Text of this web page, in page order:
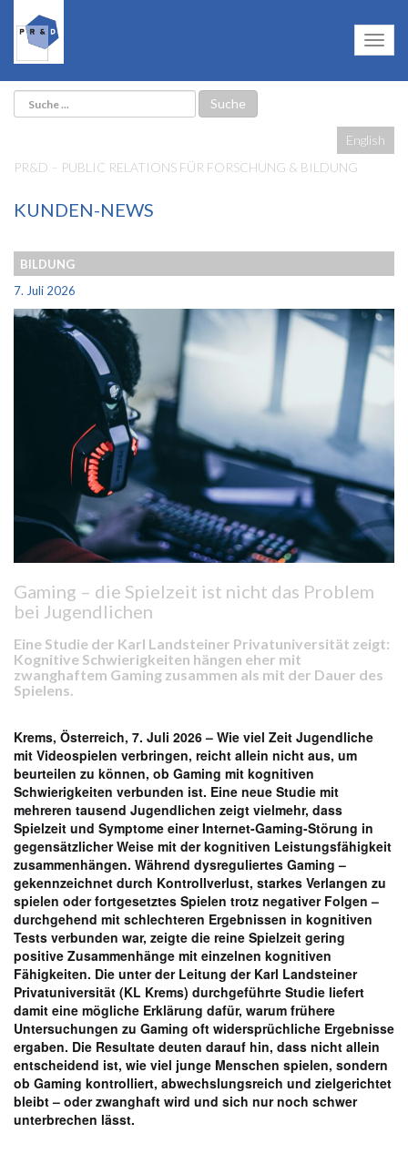
English
PR&D – PUBLIC RELATIONS FÜR FORSCHUNG & BILDUNG
KUNDEN-NEWS
BILDUNG
7. Juli 2026
Gaming – die Spielzeit ist nicht das Problem
bei Jugendlichen
Eine Studie der Karl Landsteiner Privatuniversität zeigt:
Kognitive Schwierigkeiten hängen eher mit
zwanghaftem Gaming zusammen als mit der Dauer des
Spielens.
Krems, Österreich, 7. Juli 2026 – Wie viel Zeit Jugendliche
mit Videospielen verbringen, reicht allein nicht aus, um
beurteilen zu können, ob Gaming mit kognitiven
Schwierigkeiten verbunden ist. Eine neue Studie mit
mehreren tausend Jugendlichen zeigt vielmehr, dass
Spielzeit und Symptome einer Internet-Gaming-Störung in
gegensätzlicher Weise mit der kognitiven Leistungsfähigkeit
zusammenhängen. Während dysreguliertes Gaming –
gekennzeichnet durch Kontrollverlust, starkes Verlangen zu
spielen oder fortgesetztes Spielen trotz negativer Folgen –
durchgehend mit schlechteren Ergebnissen in kognitiven
Tests verbunden war, zeigte die reine Spielzeit gering
positive Zusammenhänge mit einzelnen kognitiven
Fähigkeiten. Die unter der Leitung der Karl Landsteiner
Privatuniversität (KL Krems) durchgeführte Studie liefert
damit eine mögliche Erklärung dafür, warum frühere
Untersuchungen zu Gaming oft widersprüchliche Ergebnisse
ergaben. Die Resultate deuten darauf hin, dass nicht allein
entscheidend ist, wie viel junge Menschen spielen, sondern
ob Gaming kontrolliert, abwechslungsreich und zielgerichtet
bleibt – oder zwanghaft wird und sich nur noch schwer
unterbrechen lässt.